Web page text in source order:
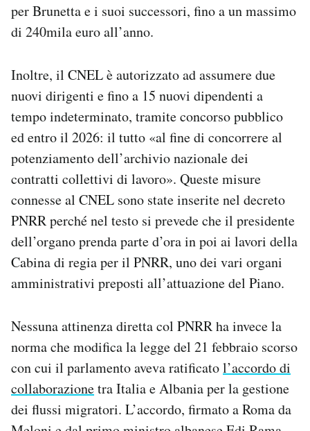
per Brunetta e i suoi successori, fino a un massimo
di 240mila euro all’anno.
Inoltre, il CNEL è autorizzato ad assumere due
nuovi dirigenti e fino a 15 nuovi dipendenti a
tempo indeterminato, tramite concorso pubblico
ed entro il 2026: il tutto «al fine di concorrere al
potenziamento dell’archivio nazionale dei
contratti collettivi di lavoro». Queste misure
connesse al CNEL sono state inserite nel decreto
PNRR perché nel testo si prevede che il presidente
dell’organo prenda parte d’ora in poi ai lavori della
Cabina di regia per il PNRR, uno dei vari organi
amministrativi preposti all’attuazione del Piano.
Nessuna attinenza diretta col PNRR ha invece la
norma che modifica la legge del 21 febbraio scorso
con cui il parlamento aveva ratificatol’accordo di
collaborazionetra Italia e Albania per la gestione
dei flussi migratori. L’accordo, firmato a Roma da